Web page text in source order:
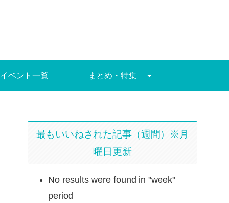
イベント一覧 まとめ・特集
最もいいねされた記事（週間）※月
曜日更新
No results were found in "week"
period